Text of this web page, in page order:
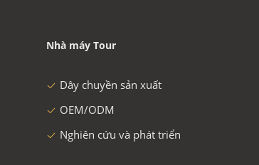
Nhà máy Tour
Dây chuyền sản xuất
OEM/ODM
Nghiên cứu và phát triển